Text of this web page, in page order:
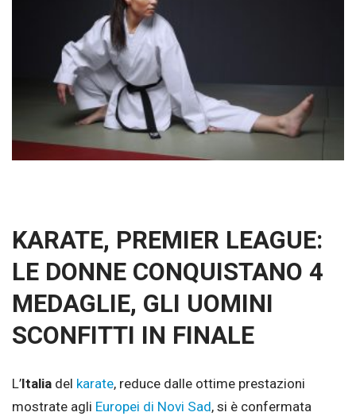
KARATE, PREMIER LEAGUE:
LE DONNE CONQUISTANO 4
MEDAGLIE, GLI UOMINI
SCONFITTI IN FINALE
L’Italia del karate, reduce dalle ottime prestazioni
mostrate agli Europei di Novi Sad, si è confermata